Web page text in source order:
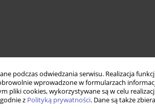
podczas odwiedzania serwisu. Realizacja
wprowadzone w formularzach
pliki cookies, wykorzystywane są w celu
z Polityką prywatności. Dane są także